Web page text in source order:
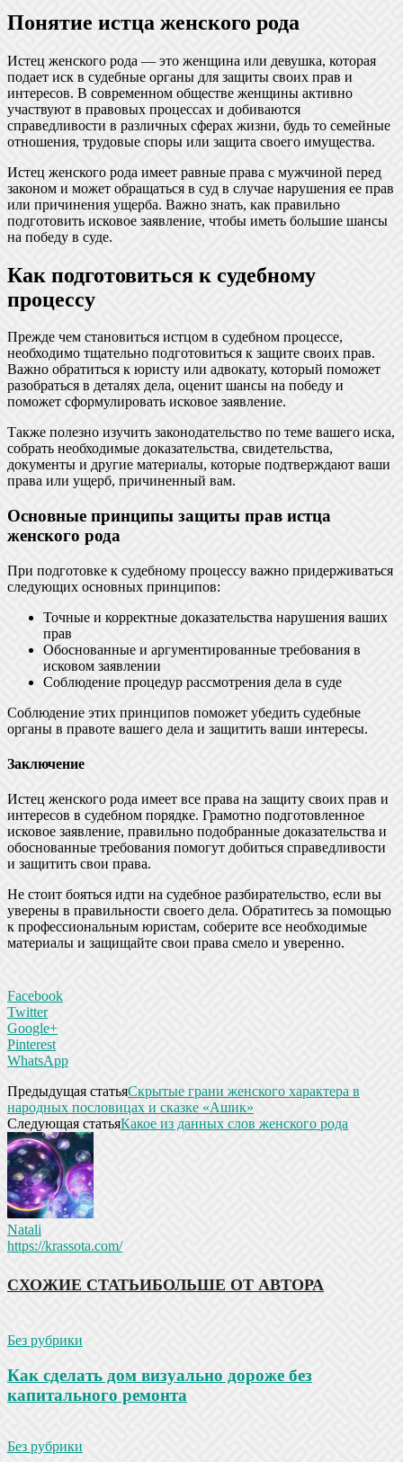
Понятие истца женского рода
Истец женского рода — это женщина или девушка, которая
подает иск в судебные органы для защиты своих прав и
интересов. В современном обществе женщины активно
участвуют в правовых процессах и добиваются
справедливости в различных сферах жизни, будь то семейные
отношения, трудовые споры или защита своего имущества.
Истец женского рода имеет равные права с мужчиной перед
законом и может обращаться в суд в случае нарушения ее прав
или причинения ущерба. Важно знать, как правильно
подготовить исковое заявление, чтобы иметь большие шансы
на победу в суде.
Как подготовиться к судебному
процессу
Прежде чем становиться истцом в судебном процессе,
необходимо тщательно подготовиться к защите своих прав.
Важно обратиться к юристу или адвокату, который поможет
разобраться в деталях дела, оценит шансы на победу и
поможет сформулировать исковое заявление.
Также полезно изучить законодательство по теме вашего иска,
собрать необходимые доказательства, свидетельства,
документы и другие материалы, которые подтверждают ваши
права или ущерб, причиненный вам.
Основные принципы защиты прав истца
женского рода
При подготовке к судебному процессу важно придерживаться
следующих основных принципов:
Точные и корректные доказательства нарушения ваших
прав
Обоснованные и аргументированные требования в
исковом заявлении
Соблюдение процедур рассмотрения дела в суде
Соблюдение этих принципов поможет убедить судебные
органы в правоте вашего дела и защитить ваши интересы.
Заключение
Истец женского рода имеет все права на защиту своих прав и
интересов в судебном порядке. Грамотно подготовленное
исковое заявление, правильно подобранные доказательства и
обоснованные требования помогут добиться справедливости
и защитить свои права.
Не стоит бояться идти на судебное разбирательство, если вы
уверены в правильности своего дела. Обратитесь за помощью
к профессиональным юристам, соберите все необходимые
материалы и защищайте свои права смело и уверенно.
Facebook
Twitter
Google+
Pinterest
WhatsApp
Предыдущая статьяСкрытые грани женского характера в
народных пословицах и сказке «Ашик»
Следующая статьяКакое из данных слов женского рода
Natali
https://krassota.com/
СХОЖИЕ СТАТЬИБОЛЬШЕ ОТ АВТОРА
Без рубрики
Как сделать дом визуально дороже без
капитального ремонта
Без рубрики